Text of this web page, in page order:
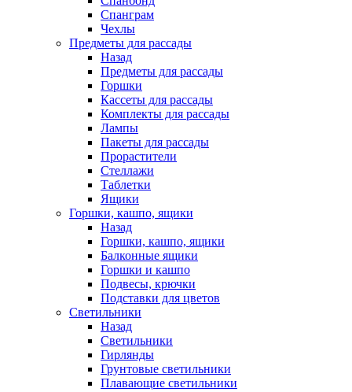
Спанграм
Чехлы
Предметы для рассады
Назад
Предметы для рассады
Горшки
Кассеты для рассады
Комплекты для рассады
Лампы
Пакеты для рассады
Прорастители
Стеллажи
Таблетки
Ящики
Горшки, кашпо, ящики
Назад
Горшки, кашпо, ящики
Балконные ящики
Горшки и кашпо
Подвесы, крючки
Подставки для цветов
Светильники
Назад
Светильники
Гирлянды
Грунтовые светильники
Плавающие светильники